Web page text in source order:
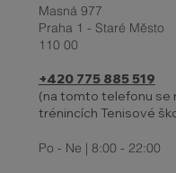
Masná 977
Praha 1 - Staré Město
110 00
+420 775 885 519
(na tomto telefonu se
trénincích Tenisové
Po - Ne | 8:00 - 22:00